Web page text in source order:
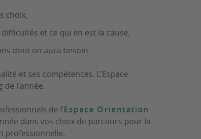
choix,
et ce qui en est la cause,
dont on aura besoin
et ses compétences. L'Espace
de l'année.
de l’Espace Orientation
dans vos choix de parcours pour la
professionnelle.